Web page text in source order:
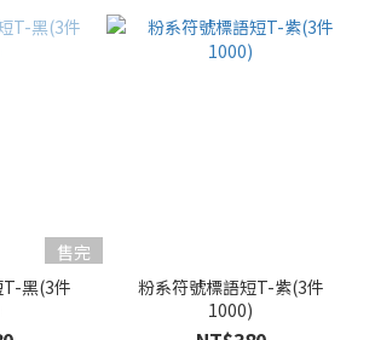
售完
黑(3件
粉系符號標語短T-紫(3件
1000)